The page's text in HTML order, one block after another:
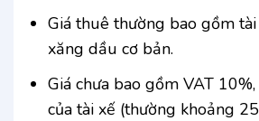
Giá thuê thường bao gồm
xăng dầu cơ bản.
Giá chưa bao gồm VAT
của tài xế (thường khoảng